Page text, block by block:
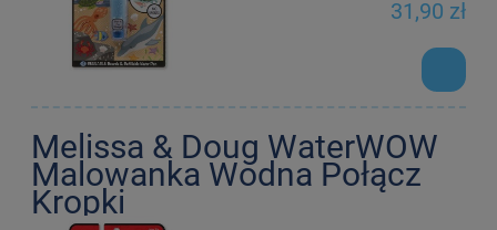
31,90 zł
Melissa & Doug WaterWOW
Malowanka Wodna Połącz
Kropki